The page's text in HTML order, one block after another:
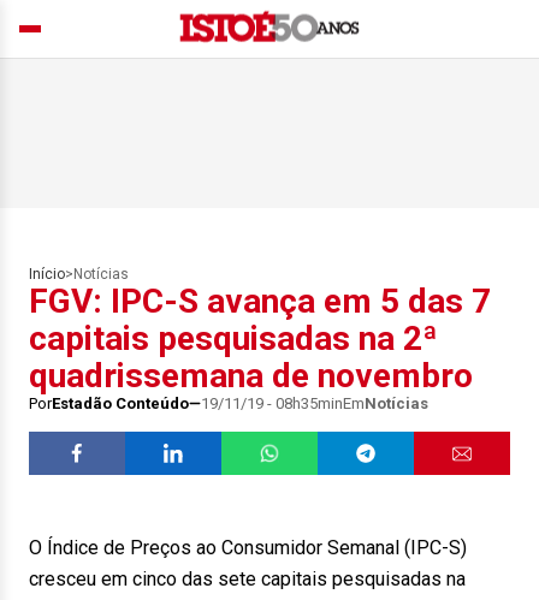
Início> Notícias
FGV: IPC-S avança em 5 das 7
capitais pesquisadas na 2ª
quadrissemana de novembro
PorEstadão Conteúdo 19/11/19 - 08h35minEmNotícias
O Índice de Preços ao Consumidor Semanal (IPC-S)
cresceu em cinco das sete capitais pesquisadas na